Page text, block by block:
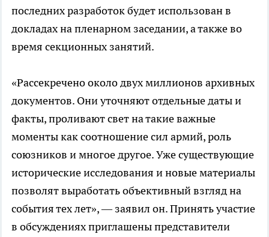
последних разработок будет использован в
докладах на пленарном заседании, а также во
время секционных занятий.
«Рассекречено около двух миллионов архивных
документов. Они уточняют отдельные даты и
факты, проливают свет на такие важные
моменты как соотношение сил армий, роль
союзников и многое другое. Уже существующие
исторические исследования и новые материалы
позволят выработать объективный взгляд на
события тех лет», — заявил он. Принять участие
в обсуждениях приглашены представители